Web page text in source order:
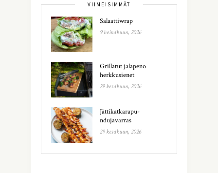
VIIMEISIMMÄT
Salaattiwrap
9 heinäkuun, 2026
Grillatut jalapeno
herkkusienet
29 kesäkuun, 2026
Jättikatkarapu-
ndujavarras
29 kesäkuun, 2026